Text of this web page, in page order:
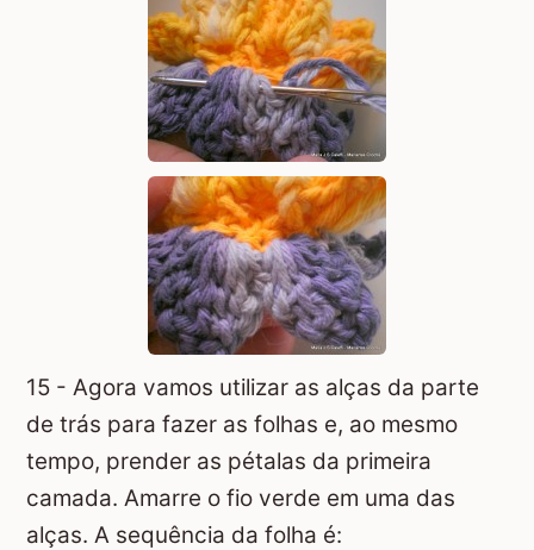
15 - Agora vamos utilizar as alças da parte
de trás para fazer as folhas e, ao mesmo
tempo, prender as pétalas da primeira
camada. Amarre o fio verde em uma das
alças. A sequência da folha é: